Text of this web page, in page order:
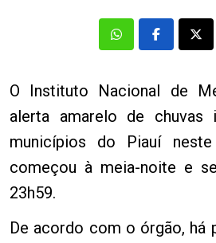
O Instituto Nacional de
alerta amarelo de chuvas
municípios do Piauí
começou à meia-noite e
23h59.
De acordo com o órgão, há